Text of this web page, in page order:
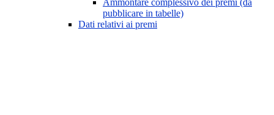
Ammontare complessivo dei premi (da
pubblicare in tabelle)
Dati relativi ai premi